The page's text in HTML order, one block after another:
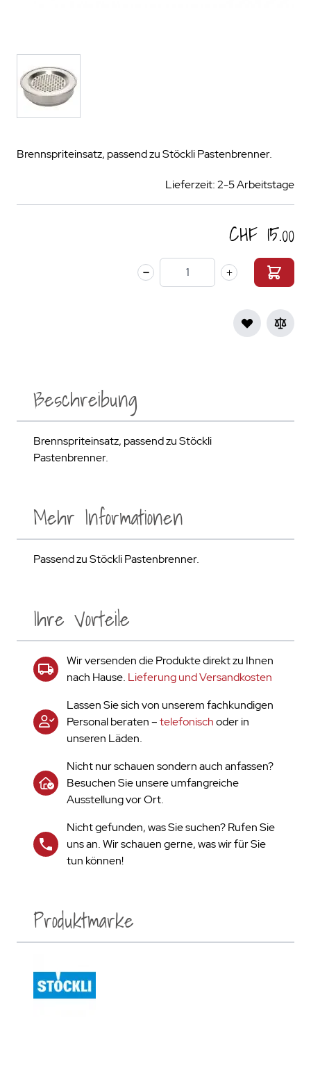
Brennspriteinsatz, passend zu Stöckli Pastenbrenner.
Lieferzeit: 2-5 Arbeitstage
CHF 15.00
Menge
Beschreibung
Brennspriteinsatz, passend zu Stöckli
Pastenbrenner.
Ihre Vorteile
Wir versenden die Produkte direkt zu Ihnen
nach Hause. Lieferung und Versandkosten
Lassen Sie sich von unserem fachkundigen
Personal beraten –telefonischoder in
unseren Läden.
Nicht nur schauen sondern auch anfassen?
Besuchen Sie unsere umfangreiche
Ausstellung vor Ort.
Nicht gefunden, was Sie suchen? Rufen Sie
uns an. Wir schauen gerne, was wir für Sie
tun können!
Mehr Informationen
Passend zu Stöckli Pastenbrenner.
Produktmarke